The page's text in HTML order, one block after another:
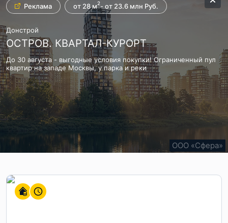
ООО «СЗ «ЛСР. Объект-М»
Реклама 5 км от Кремля
Группа ЛСР
ЖК ЗИЛАРТ. Квартиры бизнес класса
Набережная Москвы-реки. 5 км от Кремля. МЦК и метро Зил.
Доступна рассрочка.
ООО "СЗ "ВАВИЛОВА-СИТИ"
Реклама Готовим премьеру
СИТИ21
Архитектурный проект «Вавилова 64»
Панорамное остекление на 270 градусов. Функциональные
планировки. 5 минут пешком до метро.
ООО «Сфера»
Реклама от 28 м2- от 23.6 млн Руб.
Донстрой
ОСТРОВ. КВАРТАЛ-КУРОРТ
До 30 августа - выгодные условия покупки! Ограниченный пул
квартир на западе Москвы, у парка и реки
Реклама